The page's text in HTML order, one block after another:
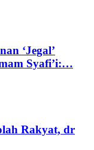
‘Jegal’
Syafi’i:…
Rakyat, dr